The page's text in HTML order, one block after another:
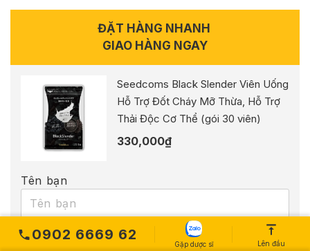
ĐẶT HÀNG NHANH
GIAO HÀNG NGAY
Seedcoms Black Slender Viên Uống
Hỗ Trợ Đốt Cháy Mỡ Thừa, Hỗ Trợ
Thải Độc Cơ Thể (gói 30 viên)
330,000₫
Tên bạn
Số điện thoại
0902 6669 62
Gặp dược sĩ Lên đầu